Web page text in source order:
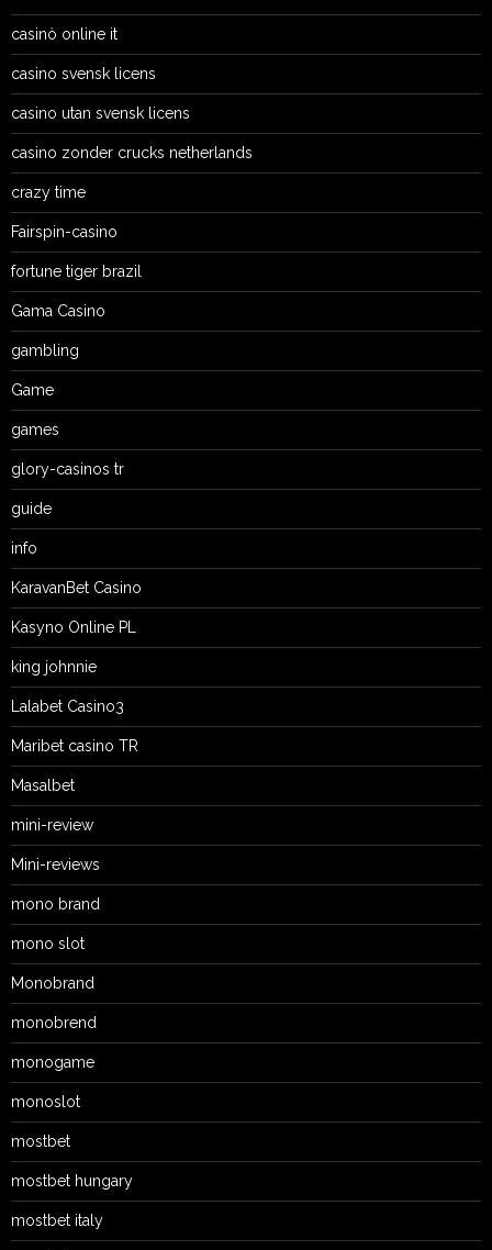
casinò online it
casino svensk licens
casino utan svensk licens
casino zonder crucks netherlands
crazy time
Fairspin-casino
fortune tiger brazil
Gama Casino
gambling
Game
games
glory-casinos tr
guide
info
KaravanBet Casino
Kasyno Online PL
king johnnie
Lalabet Casino3
Maribet casino TR
Masalbet
mini-review
Mini-reviews
mono brand
mono slot
Monobrand
monobrend
monogame
monoslot
mostbet
mostbet hungary
mostbet italy